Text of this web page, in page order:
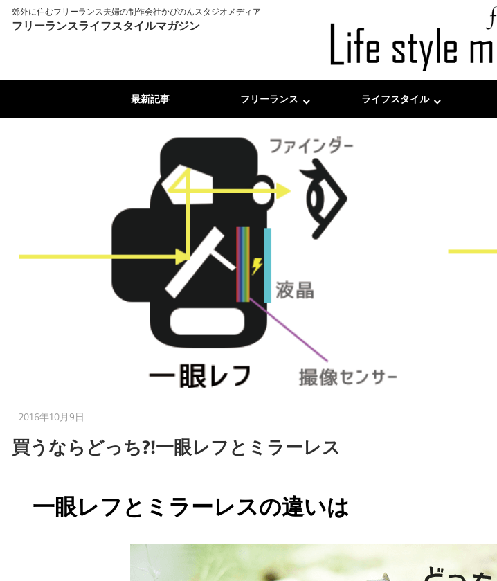
フリーランスライフスタイルマガジン
郊外に住むフリーランス夫婦の制作会社かぴのんスタジオメディア
最新記事 フリーランス ライフスタイル
2016年10月9日
買うならどっち?!一眼レフとミラーレス
一眼レフとミラーレスの違いは